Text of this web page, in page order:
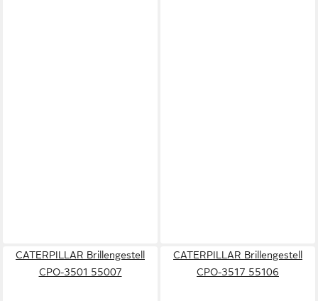
CATERPILLAR Brillengestell
CPO-3501 55007
CATERPILLAR Brillengestell
CPO-3517 55106